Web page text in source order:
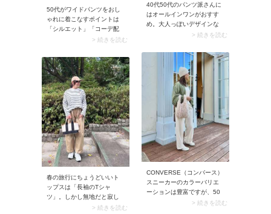
50代がワイドパンツをおし
ゃれに着こなすポイントは
「シルエット」「コーデ配
色」「合わせるトップス」
けて解説します。
> 続きを読む
40代50代のパンツ派さんに
はオールインワンがおすす
め。大人っぽいデザインな
ら着るだけでサマになりま
ットを選んでもダラしなく
見えず、スタイリッシュな
雰囲気に。
> 続きを読む
CONVERSE（コンバース）
スニーカーのカラーバリエ
ーションは豊富ですが、50
代が履き回しやすいのは
> 続きを読む
春の旅行にちょうどいいト
ップスは「長袖のTシャ
ツ」。しかし無地だと寂し
く見えやすいもの。そこで
> 続きを読む